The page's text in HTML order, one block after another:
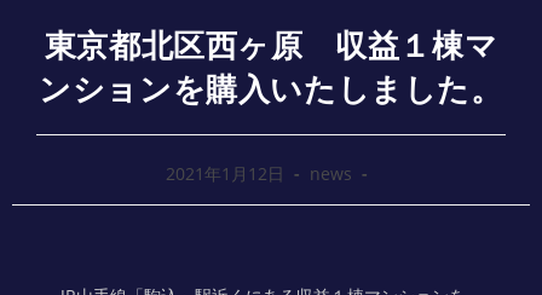
東京都北区西ヶ原 収益１棟マ
ンションを購入いたしました。
2021年1月12日 news